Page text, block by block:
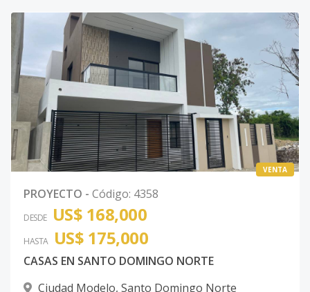
VENTA
PROYECTO - Código: 4358
DESDE US$ 168,000
HASTA US$ 175,000
CASAS EN SANTO DOMINGO NORTE
Ciudad Modelo, Santo Domingo Norte